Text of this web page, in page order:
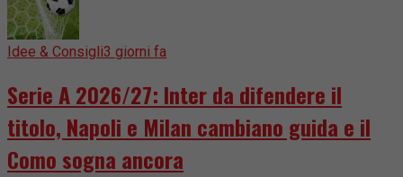
Idee & Consigli3 giorni fa
Serie A 2026/27: Inter da difendere il
titolo, Napoli e Milan cambiano guida e il
Como sogna ancora